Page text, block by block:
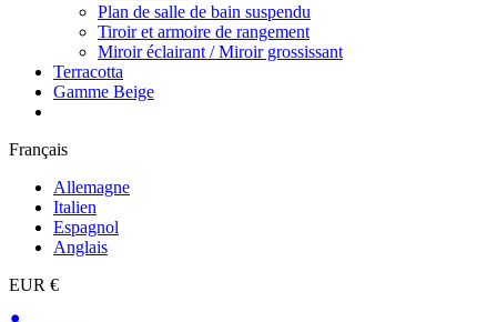
Plan de salle de bain suspendu
Tiroir et armoire de rangement
Miroir éclairant / Miroir grossissant
Terracotta
Gamme Beige
Français
Allemagne
Italien
Espagnol
Anglais
EUR €